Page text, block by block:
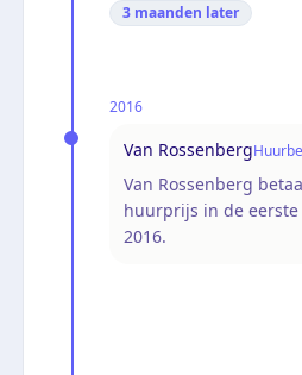
3 maanden later
2016
Van Rossenberg
Van Rossenberg
huurprijs in de
2016.